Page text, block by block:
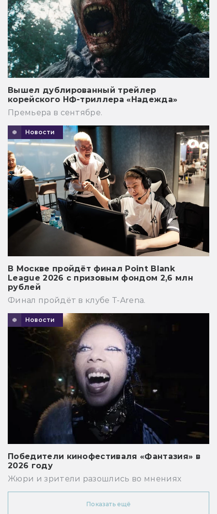
Вышел дублированный трейлер
корейского НФ-триллера «Надежда»
Премьера в сентябре.
Новости
В Москве пройдёт финал Point Blank
League 2026 с призовым фондом 2,6 млн
рублей
Финал пройдёт в клубе T-Arena.
Новости
Победители кинофестиваля «Фантазия» в
2026 году
Жюри и зрители разошлись во мнениях
Показать ещё